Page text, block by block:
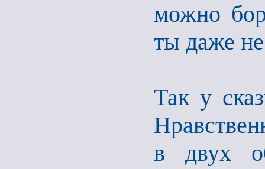
можно
ты даже
Так у
в двух